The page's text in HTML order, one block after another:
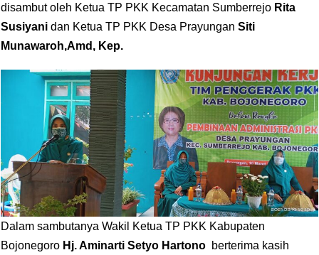
disambut oleh Ketua TP PKK Kecamatan Sumberrejo Rita
Susiyani dan Ketua TP PKK Desa Prayungan Siti
Munawaroh,Amd, Kep.
Dalam sambutanya Wakil Ketua TP PKK Kabupaten
Bojonegoro Hj. Aminarti Setyo Hartono berterima kasih